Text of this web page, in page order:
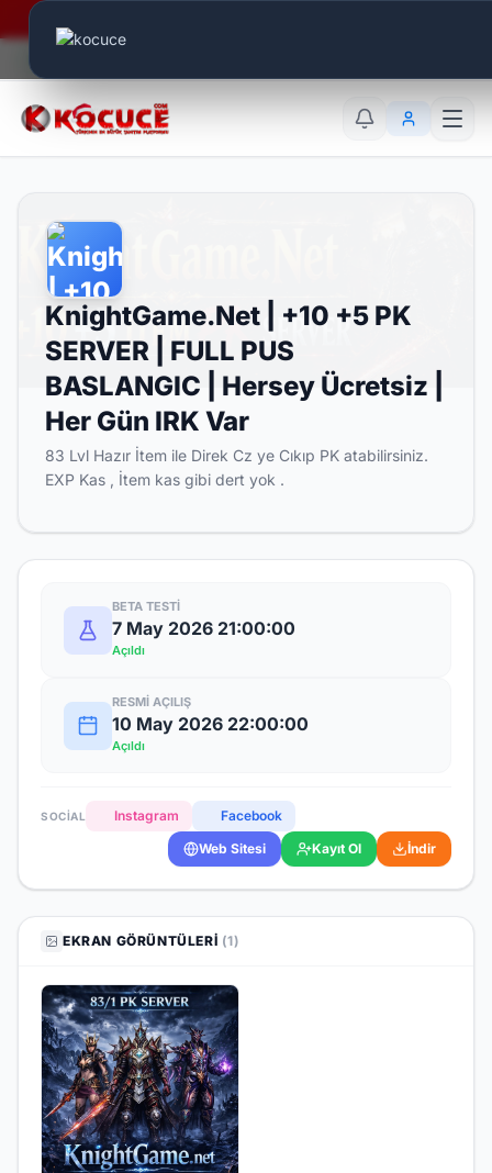
KnightGame.Net | +10 +5 PK
SERVER | FULL PUS
BASLANGIC | Hersey Ücretsiz |
Her Gün IRK Var
83 Lvl Hazır İtem ile Direk Cz ye Cıkıp PK atabilirsiniz.
EXP Kas , İtem kas gibi dert yok .
BETA TESTI
7 May 2026 21:00:00
Açıldı
RESMI AÇILIŞ
10 May 2026 22:00:00
Açıldı
SOCIAL Instagram
Facebook
Web Sitesi
Kayıt Ol İndir
EKRAN GÖRÜNTÜLERI (1)